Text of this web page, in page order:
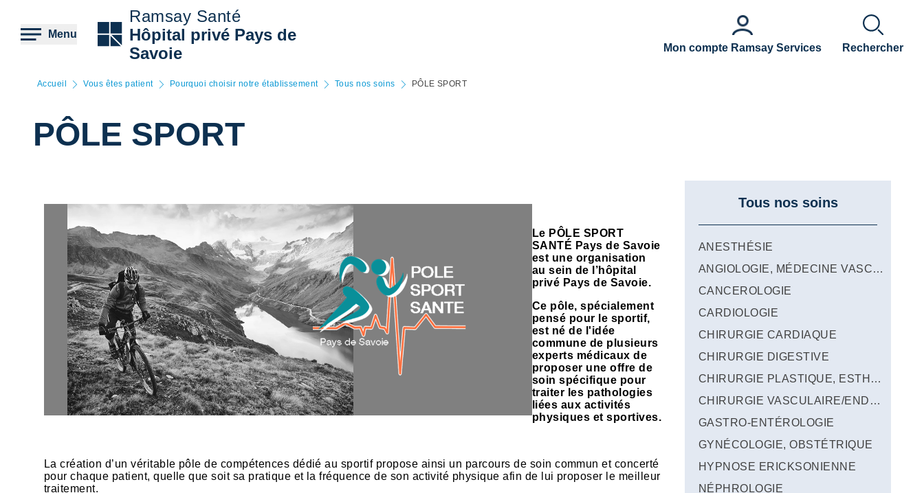
contenu
principal
Menu
Ramsay Santé
Hôpital privé Pays de
Savoie
Mon compte Ramsay Services Rechercher
Accueil Vous êtes patient Pourquoi choisir notre établissement Tous nos soins PÔLE SPORT
PÔLE SPORT
Le PÔLE SPORT
SANTÉ Pays de Savoie
est une organisation
au sein de l’hôpital
privé Pays de Savoie.
​Ce pôle, spécialement
pensé pour le sportif,
est né de l'idée
commune de plusieurs
experts médicaux de
proposer une offre de
soin spécifique pour
traiter les pathologies
liées aux activités
physiques et sportives.
La création d’un véritable pôle de compétences dédié au sportif propose ainsi un parcours de soin commun et concerté
pour chaque patient, quelle que soit sa pratique et la fréquence de son activité physique afin de lui proposer le meilleur
traitement.
Tous nos soins
ANESTHÉSIE
ANGIOLOGIE, MÉDECINE VASCULAIRE, TRAITEMENT THERMIQUE ENDOVEINEUX
CANCEROLOGIE
CARDIOLOGIE
CHIRURGIE CARDIAQUE
CHIRURGIE DIGESTIVE
CHIRURGIE PLASTIQUE, ESTHÉTIQUE, RECONSTRUCTRICE
CHIRURGIE VASCULAIRE/ENDOVASCULAIRE
GASTRO-ENTÉROLOGIE
GYNÉCOLOGIE, OBSTÉTRIQUE
HYPNOSE ERICKSONIENNE
NÉPHROLOGIE